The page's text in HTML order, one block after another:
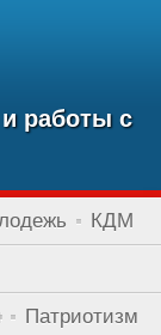
работы с
КДМ
Патриотизм